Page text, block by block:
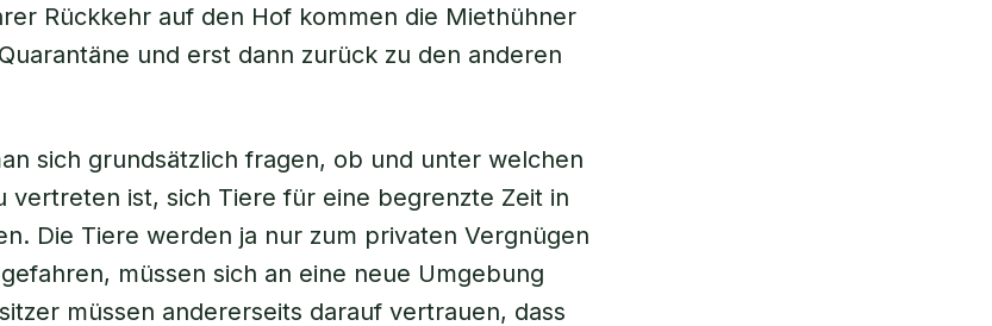
Rückkehr auf den Hof kommen die Miethühner
und erst dann zurück zu den anderen
sich grundsätzlich fragen, ob und unter welchen
vertreten ist, sich Tiere für eine begrenzte Zeit in
Die Tiere werden ja nur zum privaten Vergnügen
müssen sich an eine neue Umgebung
müssen andererseits darauf vertrauen, dass